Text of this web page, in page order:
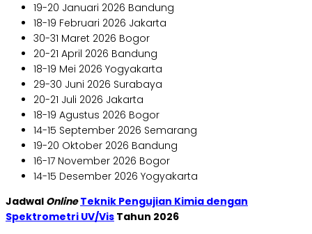
19-20 Januari 2026 Bandung
18-19 Februari 2026 Jakarta
30-31 Maret 2026 Bogor
20-21 April 2026 Bandung
18-19 Mei 2026 Yogyakarta
29-30 Juni 2026 Surabaya
20-21 Juli 2026 Jakarta
18-19 Agustus 2026 Bogor
14-15 September 2026 Semarang
19-20 Oktober 2026 Bandung
16-17 November 2026 Bogor
14-15 Desember 2026 Yogyakarta
Jadwal OnlineTeknik Pengujian Kimia dengan
Spektrometri UV/Vis Tahun 2026